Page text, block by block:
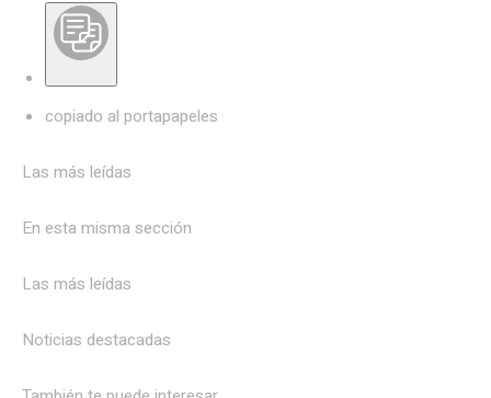
copiado al portapapeles
Las más leídas
En esta misma sección
Las más leídas
Noticias destacadas